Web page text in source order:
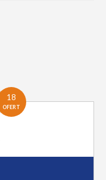
18
OFERT